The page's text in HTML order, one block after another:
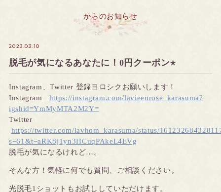
からのお知らせ
2023.03.10
脱毛が気になるあなたに！0円クーポン⭐︎
Instagram 、Twitter 登録ヨロシクお願いします！
Instagram https://instagram.com/lavieenrose_karasuma?
igshid=YmMyMTA2M2Y=
Twitter
https://twitter.com/lavhom_karasuma/status/
s=61&t=aRK8j1yn3HCuqPAkeL4EVg
脱毛が気になるけれど…。
そんな方！気軽に何でも質問、ご相談ください。
光脱毛1ショットもお試ししていただけます。